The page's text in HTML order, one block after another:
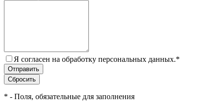
Я согласен на обработку персональных данных.*
* - Поля, обязательные для заполнения